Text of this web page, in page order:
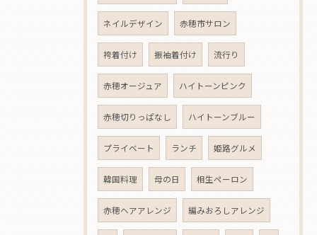
ネイルデザイン 赤穂市サロン
袴着付け 振袖着付け 流行り
赤穂オージュア ハイトーンピンク
赤穂切りっぱなし ハイトーンブルー
プライベート ランチ 姫路グルメ
韓国料理 母の日 相生ペーロン
赤穂ヘアアレンジ 編みおろしアレンジ